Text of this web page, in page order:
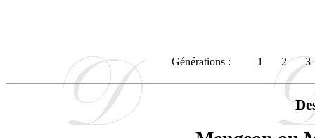
Générations : 1 2 3